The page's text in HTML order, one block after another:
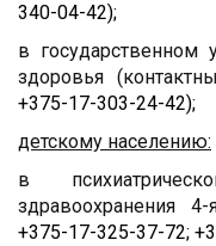
340-04-42);
в государственном
здоровья
+375-17-303-24-42);
детскому населению:
в
здравоохранения
+375-17-325-37-72;